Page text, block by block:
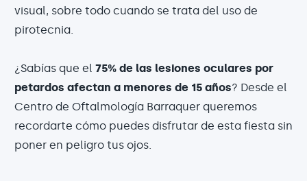
visual, sobre todo cuando se trata del uso de
pirotecnia.
¿Sabías que el 75% de las lesiones oculares por
petardos afectan a menores de 15 años? Desde el
Centro de Oftalmología Barraquer queremos
recordarte cómo puedes disfrutar de esta fiesta sin
poner en peligro tus ojos.